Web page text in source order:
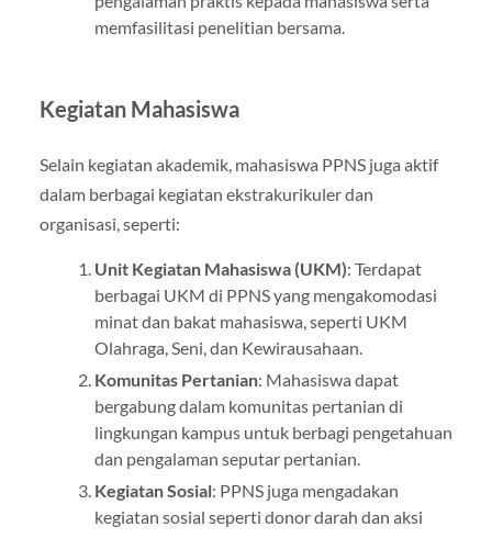
memfasilitasi penelitian bersama.
Kegiatan Mahasiswa
Selain kegiatan akademik, mahasiswa PPNS juga aktif
dalam berbagai kegiatan ekstrakurikuler dan
organisasi, seperti:
Unit Kegiatan Mahasiswa (UKM): Terdapat
berbagai UKM di PPNS yang mengakomodasi
minat dan bakat mahasiswa, seperti UKM
Olahraga, Seni, dan Kewirausahaan.
Komunitas Pertanian: Mahasiswa dapat
bergabung dalam komunitas pertanian di
lingkungan kampus untuk berbagi pengetahuan
dan pengalaman seputar pertanian.
Kegiatan Sosial: PPNS juga mengadakan
kegiatan sosial seperti donor darah dan aksi